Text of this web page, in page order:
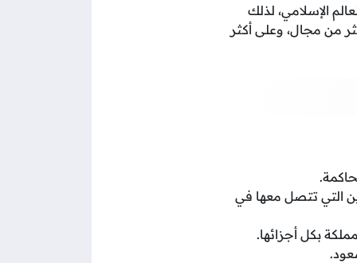
الإسلامي، لذلك
من مجال، وعلى أكثر
التي تتصل معها في
بكل أجزائها.